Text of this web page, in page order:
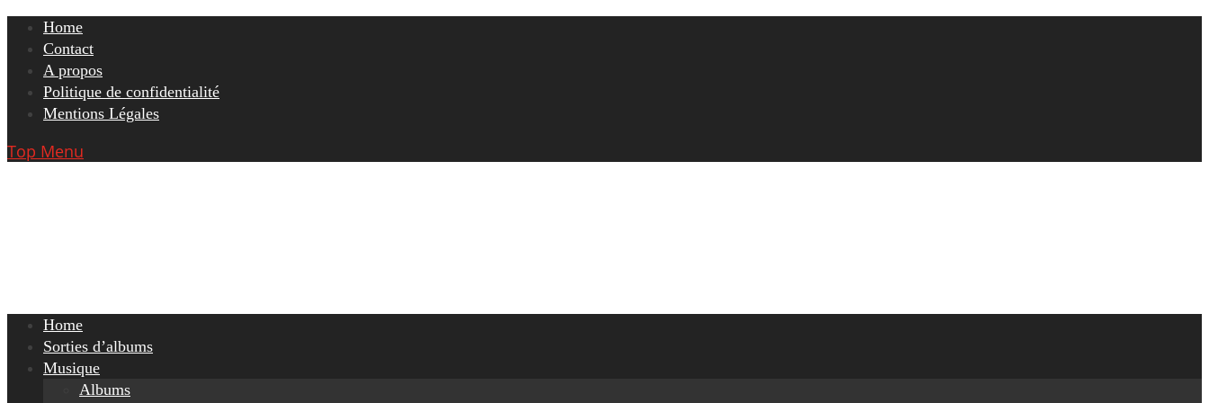
Skip
content
Home
Contact
A propos
Politique de confidentialité
Mentions Légales
Top Menu
Home
Sorties d’albums
Musique
Albums